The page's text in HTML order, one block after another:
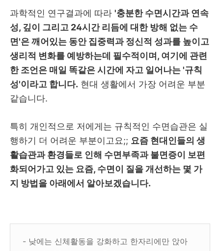
과학적인 연구결과에 따라 '충분한 수면시간과 연속
성, 깊이 그리고 24시간 리듬에 대한 방해 없는 수
면'은 깨어있는 동안 집중력과 정신적 성과를 높이고
생리적 변화를 예방하는데 필수적이며, 여기에 관련
한 조언은 매일 똑같은 시간에 자고 일어나는 '규칙
성'이라고 합니다. 현대 생활에서 가장 어려운 부분
같습니다.
특히 개인적으로 저에게는 규칙적인 수면습관은 실
행하기 더 어려운 부분이고요;; 요즘 현대인들의 생
활습관과 환경들로 인해 수면부족과 불면증이 보편
화되어가고 있는 요즘, 수면이 질을 개선하는 몇 가
지 방법을 아래에서 알아보겠습니다.
- 낮에는 신체활동을 강화하고 한자리에만 앉아